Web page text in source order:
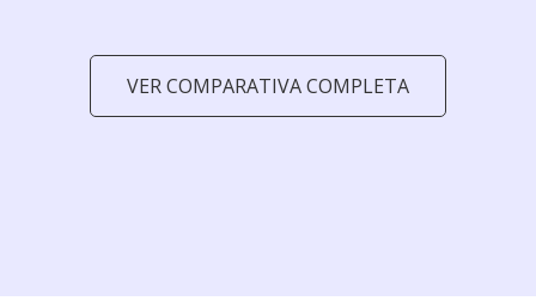
VER COMPARATIVA COMPLETA